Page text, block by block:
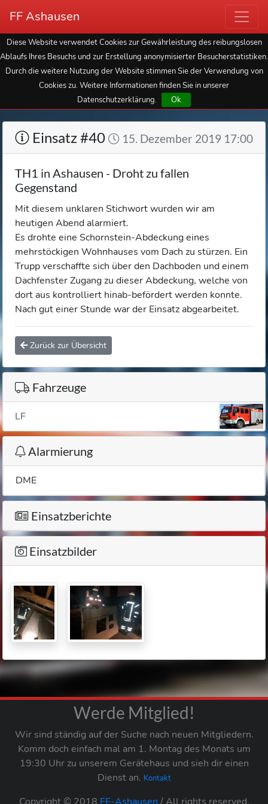
FF Ashausen
Diese Website verwendet Cookies zur Gewährleistung des reibungslosen
Ablaufs Ihres Besuchs und zur Erstellung anonymisierter Besucherstatistiken.
Durch die weitere Nutzung der Website stimmen Sie der Verwendung von
Cookies zu. Weitere Informationen finden Sie in unserer
Datenschutzerklärung.
Ok
Einsatz #40 15. Dezember 2019 17:00
TH1 in Ashausen - Droht zu fallen
Gegenstand
Mit diesem unklaren Stichwort wurden wir am
heutigen Abend alarmiert.
Es drohte eine Schornstein-Abdeckung eines
mehrstöckigen Wohnhauses vom Dach zu stürzen. Ein
Trupp verschaffte sich über den Dachboden und einem
Dachfenster Zugang zu dieser Abdeckung, welche von
dort aus kontrolliert hinab-befördert werden konnte.
Nach gut einer Stunde war der Einsatz abgearbeitet.
Zurück zur Übersicht
Fahrzeuge
LF
Alarmierung
DME
Einsatzberichte
Einsatzbilder
Werde Mitglied!
Wir sind ständig auf der Suche nach neuen Mitgliedern.
Komm doch einfach mal am 1. Montag des Monats um
19:30 Uhr zu unserem Gerätehaus und sieh dir einen
Dienst an. Kontakt